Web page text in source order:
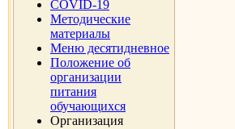
COVID-19
Методические
материалы
Меню десятидневное
Положение об
организации
питания
обучающихся
Организация